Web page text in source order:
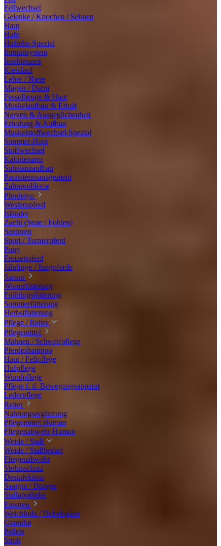
Fellwechsel
Gelenke / Knochen / Sehnen
Haut
Hufe
Hufrehe-Spezial
Immunsystem
Insektenzeit
Kreislauf
Leber / Niere
Magen / Darm
Fesselbeuge & Haut
Muskelaufbau & Erhalt
Nerven & Ausgeglichenheit
Erholung & Aufbau
Muskelstoffwechsel-Spezial
Sommer-Haut
Stoffwechsel
Kalorienarm
Substanzaufbau
Parasitenmanagement
Zahnprobleme
Pferdetyp
Westernpferd
Isländer
Zucht (Stute / Fohlen)
Senioren
Sport / Turnierpferd
Pony
Freizeitpferd
Jährlinge / Jungpferde
Saison
Winterfütterung
Frühlingsfütterung
Sommerfütterung
Herbstfütterung
Pflege / Reiter
Pflegemittel
Mähnen / Schweifpflege
Pferdeshampoo
Haut / Fellpflege
Hufpflege
Wundpflege
Pflege f. d. Bewegungsapparat
Lederpflege
Reiter
Nahrungsergänzung
Pflegemittel Human
Fliegenabwehr Human
Weide / Stall
Weide / Stallbedarf
Fliegenabwehr
Verbisschutz
Desinfektion
Saatgut / Dünger
Stallapotheke
Einstreu
Weichholz / Hobelspäne
Granulat
Pellets
Stroh